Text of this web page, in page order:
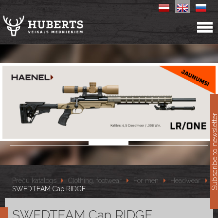
Preču katalogs Clothing, footwear For men
Headwear
SWEDTEAM Cap RIDGE
SWEDTEAM Cap RIDGE
Subscribe